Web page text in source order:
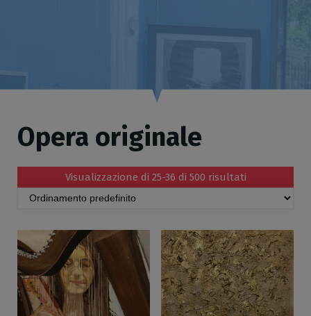
Opera originale
Visualizzazione di 25-36 di 500 risultati